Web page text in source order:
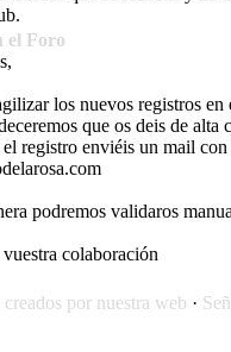
el Foro
los nuevos registros
que os deis de alta
registro enviéis un mail
podremos validaros
colaboración
por nuestra web ·